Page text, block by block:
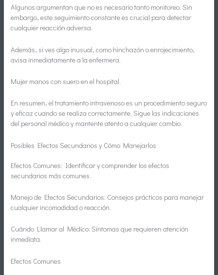
Algunos argumentan que no es necesario tanto monitoreo. Sin
embargo, este seguimiento constante es crucial para detectar
cualquier reacción adversa.
Además, si ves algo inusual, como hinchazón o enrojecimiento,
avisa inmediatamente a la enfermera.
Mujer manos con suero en el hospital.
En resumen, el tratamiento intravenoso es un procedimiento seguro
y eficaz cuando se realiza correctamente. Sigue las indicaciones
del personal médico y mantente atento a cualquier cambio.
Posibles Efectos Secundarios y Cómo Manejarlos
Efectos Comunes: Identificar y comprender los efectos
secundarios más comunes.
Manejo de Efectos Secundarios: Consejos prácticos para manejar
cualquier incomodidad o reacción.
Cuándo Llamar al Médico: Síntomas que requieren atención
inmediata.
Efectos Comunes